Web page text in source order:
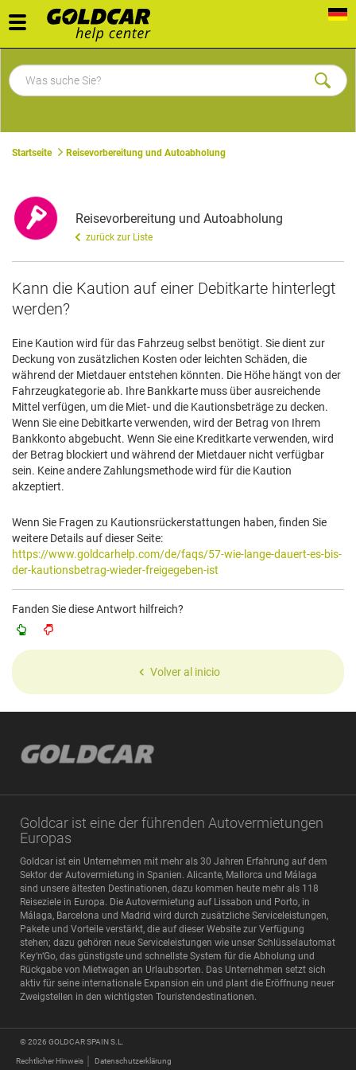
Toggle
navigation
Startseite Reisevorbereitung und Autoabholung
Reisevorbereitung und Autoabholung
zurück zur Liste
​Kann die Kaution auf einer Debitkarte hinterlegt
werden?
Eine Kaution wird für das Fahrzeug selbst benötigt. Sie dient zur
Deckung von zusätzlichen Kosten oder leichten Schäden, die
während der Mietdauer entstehen könnten. Die Höhe hängt von der
Fahrzeugkategorie ab. Ihre Bankkarte muss über ausreichende
Mittel verfügen, um die Miet- und die Kautionsbeträge zu decken.
Wenn Sie eine Debitkarte verwenden, wird der Betrag von Ihrem
Bankkonto abgebucht. Wenn Sie eine Kreditkarte verwenden, wird
der Betrag blockiert und während der Mietdauer nicht verfügbar
sein. Keine andere Zahlungsmethode wird für die Kaution
akzeptiert.
Wenn Sie Fragen zu Kautionsrückerstattungen haben, finden Sie
weitere Details auf dieser Seite:
https://www.goldcarhelp.com/de/faqs/57-wie-lange-dauert-es-bis-
der-kautionsbetrag-wieder-freigegeben-ist
Fanden Sie diese Antwort hilfreich?
Volver al inicio
Goldcar ist eine der führenden Autovermietungen
Europas
Goldcar ist ein Unternehmen mit mehr als 30 Jahren Erfahrung auf dem
Sektor der Autovermietung in Spanien. Alicante, Mallorca und Málaga
sind unsere ältesten Destinationen, dazu kommen heute mehr als 118
Reiseziele in Europa. Die Autovermietung auf Lissabon und Porto, in
Málaga, Barcelona und Madrid wird durch zusätzliche Serviceleistungen,
Pakete und Vorteile verstärkt, die auf dieser Website zur Verfügung
stehen; dazu gehören neue Serviceleistungen wie unser Schlüsselautomat
Key‘n‘Go, das günstigste und schnellste System für die Abholung und
Rückgabe von Mietwagen an Urlaubsorten. Das Unternehmen setzt sich
aktiv für seine internationale Expansion ein und plant die Eröffnung neuer
Zweigstellen in den wichtigsten Touristendestinationen.
© 2026 GOLDCAR SPAIN S.L.
Rechtlicher Hinweis Datenschutzerklärung